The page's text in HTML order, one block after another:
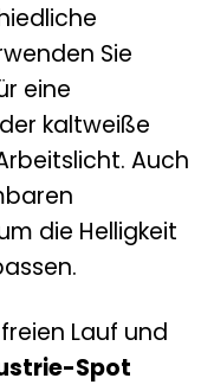
Sie
eine
kaltweiße
Auch
die Helligkeit
Lauf und
Spot